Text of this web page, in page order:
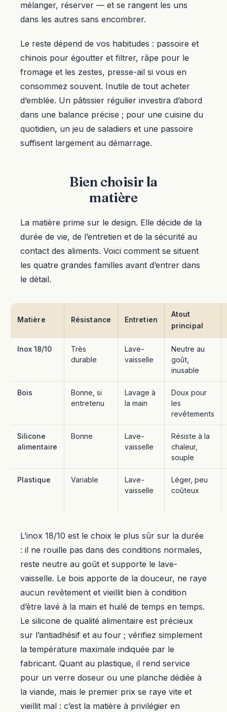
mélanger, réserver — et se rangent les uns
dans les autres sans encombrer.
Le reste dépend de vos habitudes : passoire et
chinois pour égoutter et filtrer, râpe pour le
fromage et les zestes, presse-ail si vous en
consommez souvent. Inutile de tout acheter
d’emblée. Un pâtissier régulier investira d’abord
dans une balance précise ; pour une cuisine du
quotidien, un jeu de saladiers et une passoire
suffisent largement au démarrage.
Bien choisir la
matière
La matière prime sur le design. Elle décide de la
durée de vie, de l’entretien et de la sécurité au
contact des aliments. Voici comment se situent
les quatre grandes familles avant d’entrer dans
le détail.
Matière Résistance Entretien
Atout
principal
Inox 18/10
Très
durable
Lave-
vaisselle
Neutre au
goût,
inusable
Bois
Bonne, si
entretenu
Lavage à
la main
Doux pour
les
revêtements
Silicone
alimentaire
Bonne
Lave-
vaisselle
Résiste à la
chaleur,
souple
Plastique Variable
Lave-
vaisselle
Léger, peu
coûteux
L’inox 18/10 est le choix le plus sûr sur la durée
: il ne rouille pas dans des conditions normales,
reste neutre au goût et supporte le lave-
vaisselle. Le bois apporte de la douceur, ne raye
aucun revêtement et vieillit bien à condition
d’être lavé à la main et huilé de temps en temps.
Le silicone de qualité alimentaire est précieux
sur l’antiadhésif et au four ; vérifiez simplement
la température maximale indiquée par le
fabricant. Quant au plastique, il rend service
pour un verre doseur ou une planche dédiée à
la viande, mais le premier prix se raye vite et
vieillit mal : c’est la matière à privilégier en